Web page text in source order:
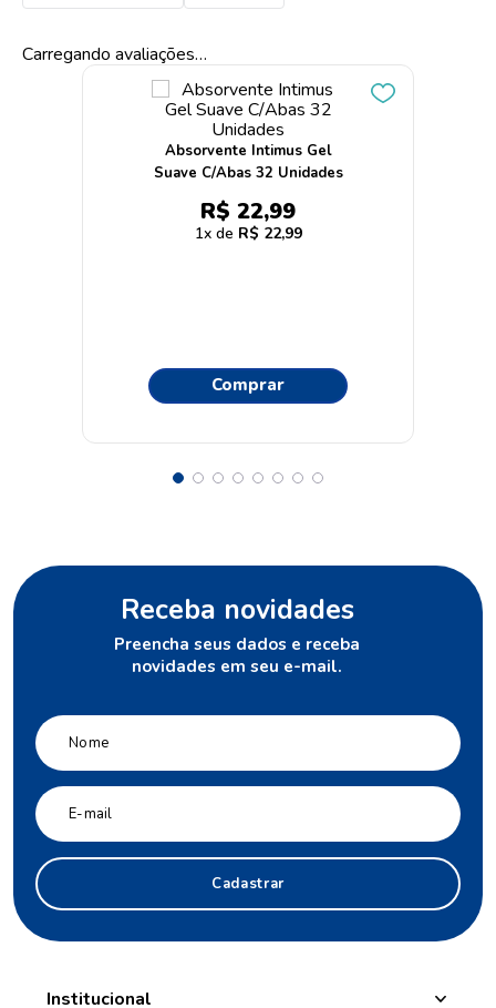
Carregando avaliações…
Absorvente Intimus Gel
Suave C/Abas 32 Unidades
R$ 22,99
1 R$ 22,99
Comprar
Receba novidades
Preencha seus dados e receba
novidades em seu e-mail.
Cadastrar
Institucional